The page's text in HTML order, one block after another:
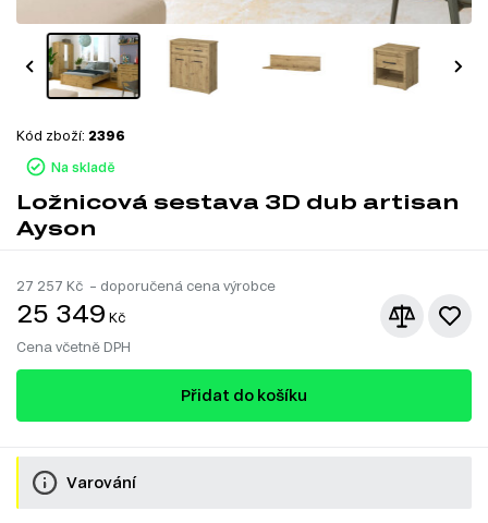
Na skladě
Kód zboží: 2396
Ložnicová sestava 3D dub artisan
Ayson
27 257 Kč – doporučená cena výrobce
25 349 Kč
Cena včetně DPH
Přidat do košíku
Varování